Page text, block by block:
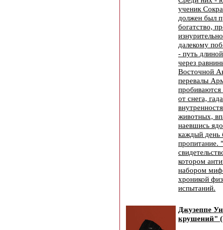
ученик
должен был
богатство,
далекому
- путь
через
Восточной
перевалы
пробиваются
от снега,
животных,
наевшись
каждый день
пропитание.
котором
набором
хроникой
испытаний.
Джузеппе
крушений"